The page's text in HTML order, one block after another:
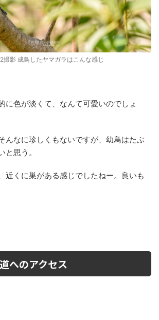
撮影 成鳥したヤマガラはこんな感じ
に色が淡くて、なんて可愛いのでしょ
んなに珍しくもないですが、幼鳥はたぶ
と思う。
近くに巣がある感じでしたねー。良いも
へのアクセス